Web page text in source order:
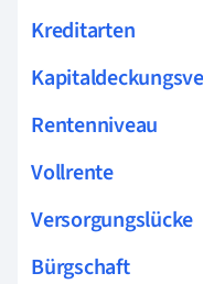
Kreditarten
Rentenniveau
Vollrente
Versorgungslücke
Bürgschaft